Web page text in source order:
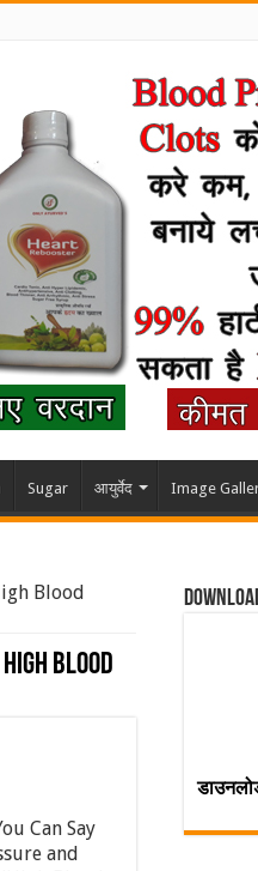
Sugar आयुर्वेद Image
Blood
Blood
Can Say
and